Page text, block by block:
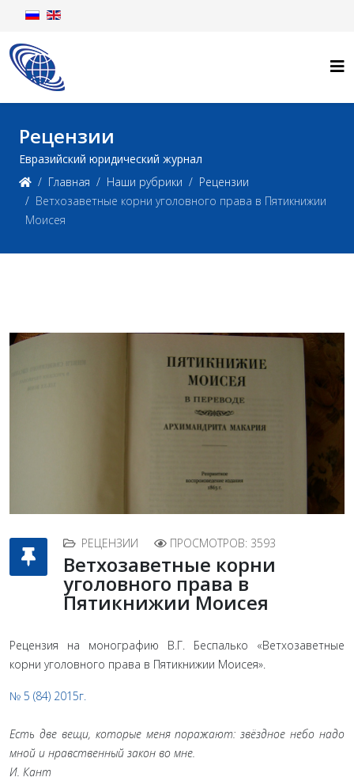
Рецензии
Евразийский юридический журнал
Главная
Наши рубрики
Рецензии
Ветхозаветные корни уголовного права в Пятикнижии
Моисея
РЕЦЕНЗИИ ПРОСМОТРОВ: 3593
Ветхозаветные корни
уголовного права в
Пятикнижии Моисея
Рецензия на монографию В.Г. Беспалько «Ветхозаветные
корни уголовного права в Пятикнижии Моисея».
№ 5 (84) 2015г.
Есть две вещи, которые меня поражают: звёздное небо надо
мной и нравственный закон во мне.
И. Кант